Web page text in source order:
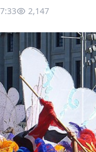
2,147